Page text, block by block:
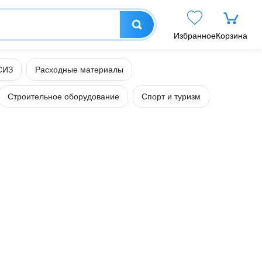
ИзбранноеКорзина
Расходные материалы
Строительное оборудование Спорт и туризм